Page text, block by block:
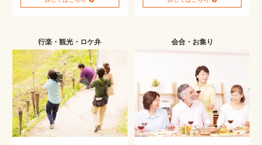
ボリューム満点
あっさりヘルシー
オードブル
格安弁当
どんぶり・セット
おにぎり
行楽・観光・ロケ弁 会合・お集り